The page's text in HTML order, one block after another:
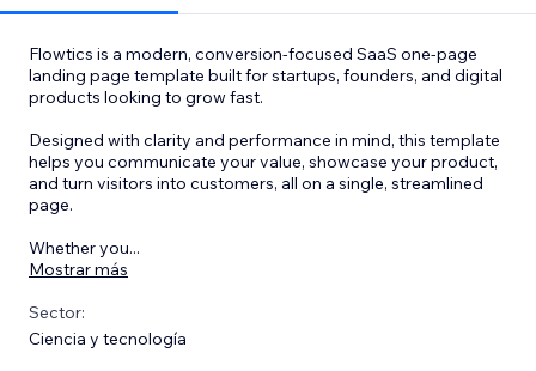
Flowtics is a modern, conversion-focused SaaS one-page
landing page template built for startups, founders, and digital
products looking to grow fast.
Designed with clarity and performance in mind, this template
helps you communicate your value, showcase your product,
and turn visitors into customers, all on a single, streamlined
page.
Whether you...
Mostrar más
Sector:
Ciencia y tecnología